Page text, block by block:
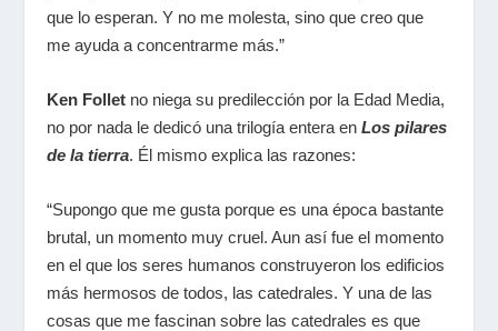
que lo esperan. Y no me molesta, sino que creo que
me ayuda a concentrarme más.”
Ken Follet no niega su predilección por la Edad Media,
no por nada le dedicó una trilogía entera enLos pilares
de la tierra. Él mismo explica las razones:
“Supongo que me gusta porque es una época bastante
brutal, un momento muy cruel. Aun así fue el momento
en el que los seres humanos construyeron los edificios
más hermosos de todos, las catedrales. Y una de las
cosas que me fascinan sobre las catedrales es que